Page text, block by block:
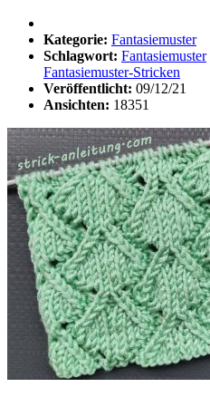
Kategorie: Fantasiemuster
Schlagwort: Fantasiemuster|
Fantasiemuster-Stricken
Veröffentlicht: 09/12/21
Ansichten: 18351